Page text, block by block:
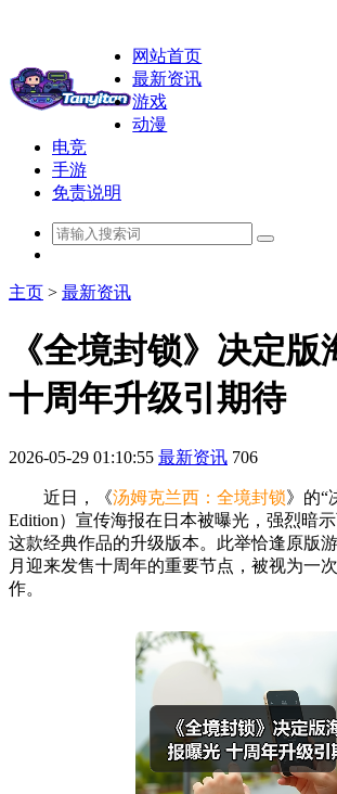
网站首页
最新资讯
游戏
动漫
电竞
手游
免责说明
主页 > 最新资讯
《全境封锁》决定版
十周年升级引期待
2026-05-29 01:10:55 最新资讯 706
近日，《汤姆克兰西：全境封锁》的“
Edition）宣传海报在日本被曝光，强烈暗
这款经典作品的升级版本。此举恰逢原版
月迎来发售十周年的重要节点，被视为一
作。